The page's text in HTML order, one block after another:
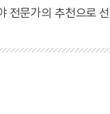
전문가의 추천으로